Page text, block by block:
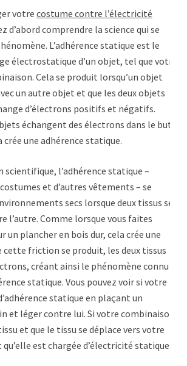
votre costume contre l’électricité
d’abord comprendre la science qui se
L’adhérence statique est le
électrostatique d’un objet, tel que votre
Cela se produit lorsqu’un objet
un autre objet et que les deux objets
d’électrons positifs et négatifs.
échangent des électrons dans le but
crée une adhérence statique.
scientifique, l’adhérence statique –
et d’autres vêtements – se
secs lorsque deux tissus se
l’autre. Comme lorsque vous faites
un plancher en bois dur, cela crée une
friction se produit, les deux tissus
créant ainsi le phénomène connu
statique. Vous pouvez voir si votre
statique en plaçant un
et léger contre lui. Si votre combinaison
et que le tissu se déplace vers votre
qu’elle est chargée d’électricité statique.